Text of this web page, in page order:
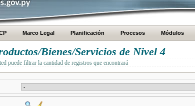
Marco Legal Planificación Procesos Módulos
Bienes/Servicios de Nivel 4
puede filtrar la cantidad de registros que encontrará